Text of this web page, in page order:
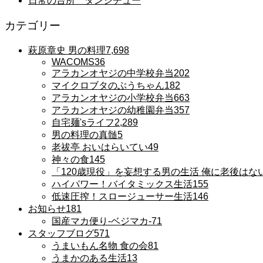
カテゴリー
萩原章史 男の料理7,698
WACOMS36
アラカンオヤジの中学校弁当202
マイクロブタのぶうちゃん182
アラカンオヤジの小学校弁当663
アラカンオヤジの幼稚園弁当357
自宅麺'sライフ2,289
男の料理の真髄5
老祓亭 おいはらいてい49
神々の食145
「120歳現役」を妄想する男の生活 俺に老後はな
ハイパワー！バイタミックス生活155
低速圧搾！スロージューサー生活146
お知らせ181
国産マカ便り-ベジマカ-71
スタッフブログ571
うまいもん名物 食の会81
うまかのある生活13